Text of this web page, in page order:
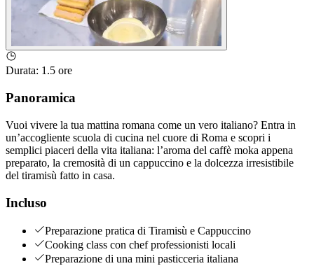
Durata: 1.5 ore
Panoramica
Vuoi vivere la tua mattina romana come un vero italiano? Entra in
un’accogliente scuola di cucina nel cuore di Roma e scopri i
semplici piaceri della vita italiana: l’aroma del caffè moka appena
preparato, la cremosità di un cappuccino e la dolcezza irresistibile
del tiramisù fatto in casa.
Incluso
Preparazione pratica di Tiramisù e Cappuccino
Cooking class con chef professionisti locali
Preparazione di una mini pasticceria italiana